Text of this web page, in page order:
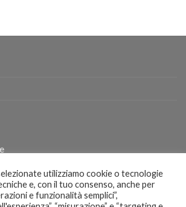
utilizziamo cookie o tecnologie
e, con il tuo consenso, anche per
e funzionalità semplici”,